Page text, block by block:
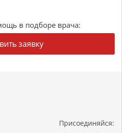
в подборе врача:
заявку
Присоединяйся: